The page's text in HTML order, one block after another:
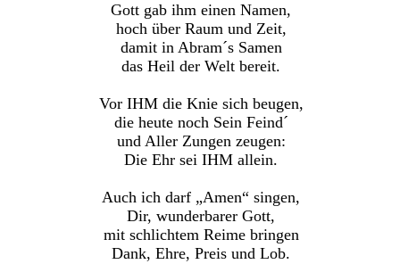
Gott gab ihm einen Namen,
hoch über Raum und Zeit,
damit in Abram´s Samen
das Heil der Welt bereit.
Vor IHM die Knie sich beugen,
die heute noch Sein Feind´
und Aller Zungen zeugen:
Die Ehr sei IHM allein.
Auch ich darf „Amen“ singen,
Dir, wunderbarer Gott,
mit schlichtem Reime bringen
Dank, Ehre, Preis und Lob.